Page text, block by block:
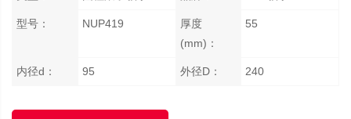
型号： NUP419
厚度
(mm)：
55
内径d： 95 外径D： 240